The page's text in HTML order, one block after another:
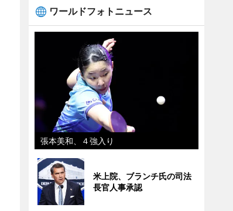
ワールドフォトニュース
張本美和、４強入り
米上院、ブランチ氏の司法
長官人事承認